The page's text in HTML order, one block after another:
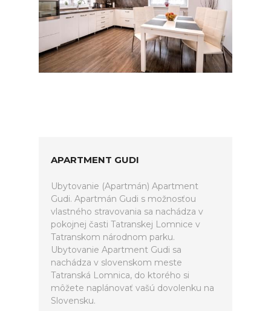
APARTMENT GUDI
Ubytovanie (Apartmán) Apartment
Gudi. Apartmán Gudi s možnosťou
vlastného stravovania sa nachádza v
pokojnej časti Tatranskej Lomnice v
Tatranskom národnom parku.
Ubytovanie Apartment Gudi sa
nachádza v slovenskom meste
Tatranská Lomnica, do ktorého si
môžete naplánovať vašú dovolenku na
Slovensku.